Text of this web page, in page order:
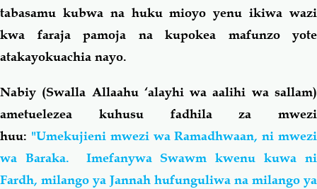
tabasamu kubwa na huku mioyo yenu ikiwa wazi
kwa faraja pamoja na kupokea mafunzo yote
atakayokuachia nayo.
Nabiy (Swalla Allaahu ‘alayhi wa aalihi wa sallam)
ametuelezea kuhusu fadhila za mwezi
huu: "Umekujieni mwezi wa Ramadhwaan, ni mwezi
wa Baraka. Imefanywa Swawm kwenu kuwa ni
Fardh, milango ya Jannah hufunguliwa na milango ya